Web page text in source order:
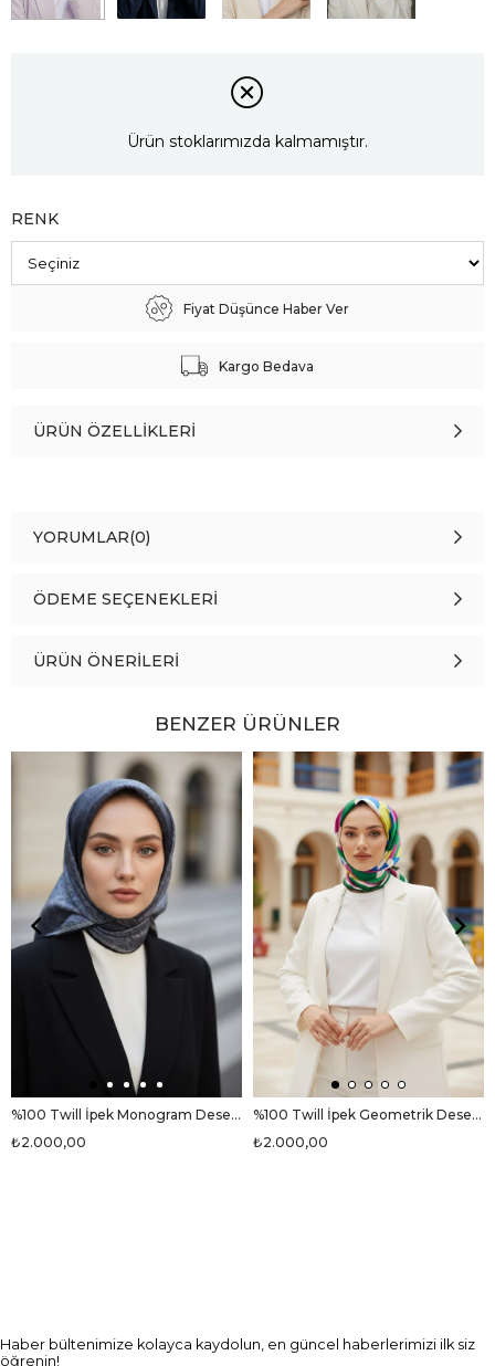
Ürün stoklarımızda kalmamıştır.
RENK
Fiyat Düşünce Haber Ver
Kargo Bedava
ÜRÜN ÖZELLIKLERI
YORUMLAR(0)
ÖDEME SEÇENEKLERI
ÜRÜN ÖNERILERI
BENZER ÜRÜNLER
%100 Twill İpek Monogram Desenli Siyah Renkli 90x90 Eşarp Dikim Şekli : El Dikişi
₺2.000,00
%100 Twill İpek Geometrik Desenli Fuşya - Zümrüt Yeşili Renkli 90x90 Eşarp Dikim Şekli : El Dikişi
₺2.000,00
Haber bültenimize kolayca kaydolun, en güncel haberlerimizi ilk siz
öğrenin!